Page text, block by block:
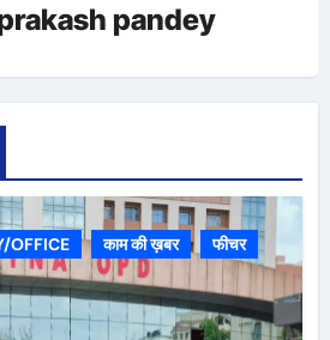
pandey
OFFICE काम की ख़बर फीचर